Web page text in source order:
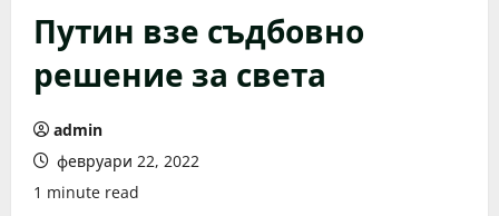
Путин взе съдбовно
решение за света
admin
февруари 22, 2022
1 minute read